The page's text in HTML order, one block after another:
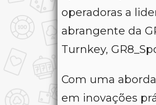
operadoras a
abrangente da
Turnkey,
Com uma
em inovações